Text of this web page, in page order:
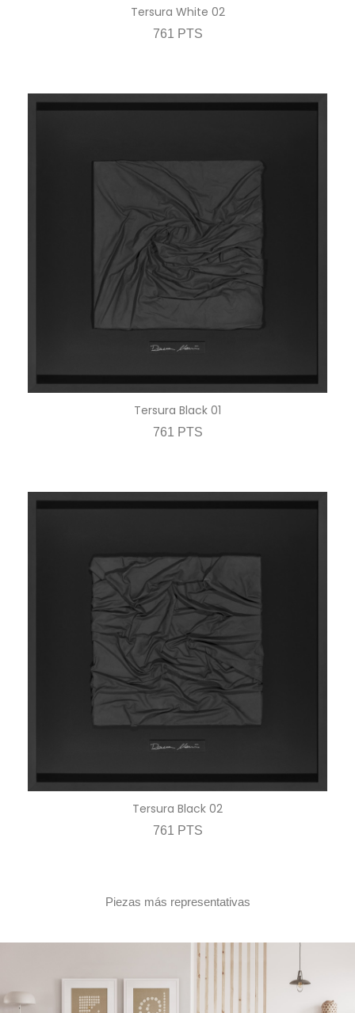
Tersura White 02
761 PTS
Tersura Black 01
761 PTS
Tersura Black 02
761 PTS
Piezas más representativas